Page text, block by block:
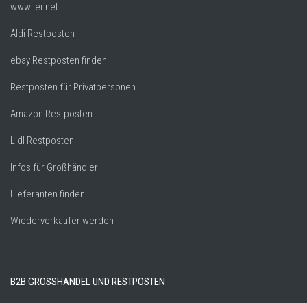
www.lei.net
Aldi Restposten
ebay Restposten finden
Restposten für Privatpersonen
Amazon Restposten
Lidl Restposten
Infos für Großhändler
Lieferanten finden
Wiederverkäufer werden
B2B GROSSHANDEL UND RESTPOSTEN